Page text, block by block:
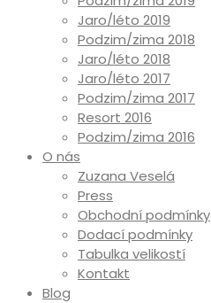
Jaro/léto 2019
Podzim/zima 2018
Jaro/léto 2018
Jaro/léto 2017
Podzim/zima 2017
Resort 2016
Podzim/zima 2016
O nás
Zuzana Veselá
Press
Obchodní podmínky
Dodací podmínky
Tabulka velikostí
Kontakt
Blog